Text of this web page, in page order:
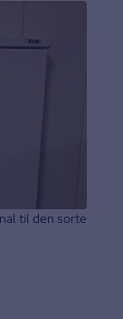
til den sorte